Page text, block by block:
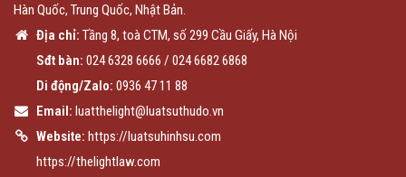
Hàn Quốc, Trung Quốc, Nhật Bản.
Địa chỉ: Tầng 8, toà CTM, số 299 Cầu Giấy, Hà Nội
Sđt bàn: 024 6328 6666 / 024 6682 6868
Di động/Zalo: 0936 47 11 88
Email: luatthelight@luatsuthudo.vn
Website: https://luatsuhinhsu.com
https://thelightlaw.com